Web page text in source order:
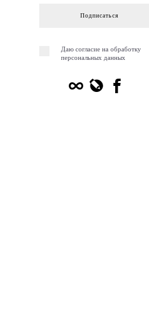
Подписаться
Даю согласие на обработку
персональных данных